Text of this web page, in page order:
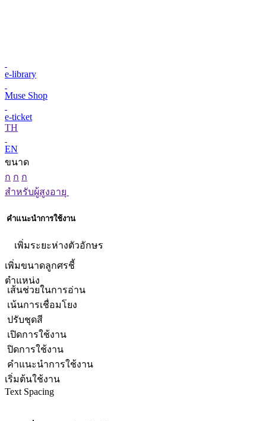
e-library
Muse Shop
e-ticket
TH
EN
ขนาด
ก ก ก
สำหรับผู้สูงอายุ
คำแนะนำการใช้งาน
เพิ่มระยะห่างตัวอักษร
เพิ่มขนาดลูกศรชี้
ตำแหน่ง
เส้นช่วยในการอ่าน
เน้นการเชื่อมโยง
ปรับชุดสี
เปิดการใช้งาน
ปิดการใช้งาน
คำแนะนำการใช้งาน
เริ่มต้นใช้งาน
Text Spacing